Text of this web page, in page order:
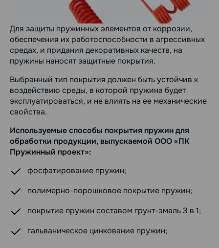
Для защиты пружинных элементов от коррозии,
обеспечения их работоспособности в агрессивных
средах, и придания декоративных качеств, на
пружины наносят защитные покрытия.
Выбранный тип покрытия должен быть устойчив к
воздействию среды, в которой пружина будет
эксплуатироваться, и не влиять на ее механические
свойства.
Используемые способы покрытия пружин для
обработки продукции, выпускаемой ООО «ПК
Пружинный проект»:
фосфатирование пружин;
полимерно-порошковое покрытие пружин;
покрытие пружин составом грунт-эмаль 3 в 1;
гальваническое цинкование пружин;